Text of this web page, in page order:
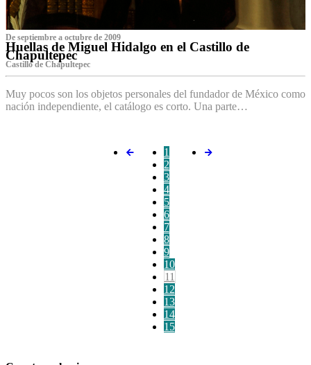
De septiembre a octubre de 2009
Huellas de Miguel Hidalgo en el Castillo de
Chapultepec
Castillo de Chapultepec
Muy pocos son los objetos personales del fundador de México como
nación independiente, el catálogo es corto. Una parte…
1
2
3
4
5
6
7
8
9
10
11
12
13
14
15